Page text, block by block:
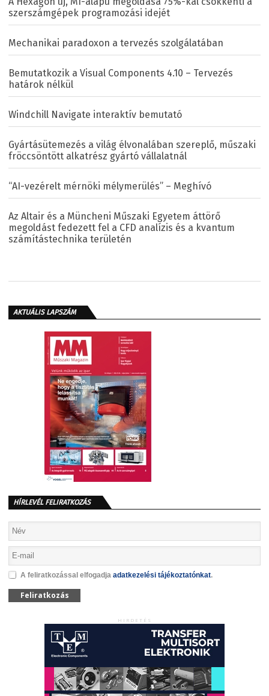
szerszámgépek programozási idejét
Mechanikai paradoxon a tervezés szolgálatában
Bemutatkozik a Visual Components 4.10 – Tervezés
határok nélkül
Windchill Navigate interaktív bemutató
Gyártásütemezés a világ élvonalában szereplő, műszaki
fröccsöntött alkatrész gyártó vállalatnál
“AI-vezérelt mérnöki mélymerülés” – Meghívó
Az Altair és a Müncheni Műszaki Egyetem áttörő
megoldást fedezett fel a CFD analízis és a kvantum
számítástechnika területén
AKTUÁLIS LAPSZÁM
HÍRLEVÉL FELIRATKOZÁS
A feliratkozással elfogadja adatkezelési tájékoztatónkat.
Feliratkozás
HIRDETÉS